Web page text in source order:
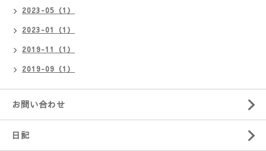
2023-05（1）
2023-01（1）
2019-11（1）
2019-09（1）
お問い合わせ
日記